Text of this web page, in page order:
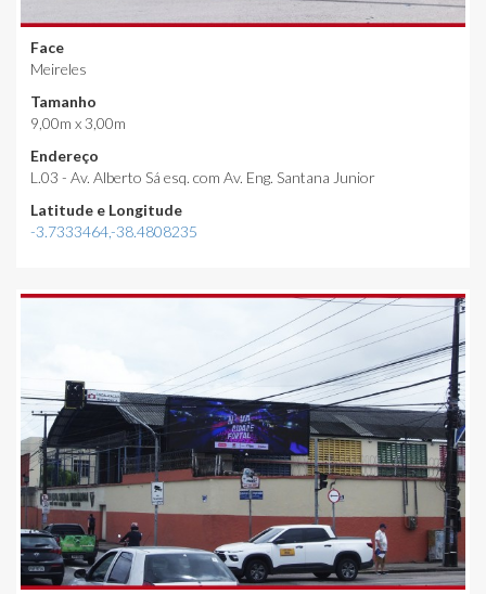
Face
Meireles
Tamanho
9,00m x 3,00m
Endereço
L.03 - Av. Alberto Sá esq. com Av. Eng. Santana Junior
Latitude e Longitude
-3.7333464,-38.4808235